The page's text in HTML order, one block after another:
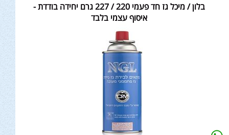
בלון / מיכל גז חד פעמי 220 / 227 גרם יחידה בודדת -
איסוף עצמי בלבד